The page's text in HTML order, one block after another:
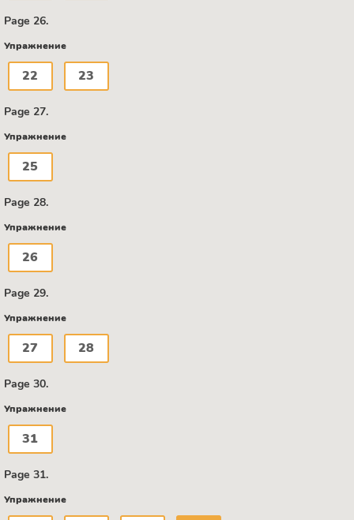
Page 26.
Упражнение
22 23
Page 27.
Упражнение
25
Page 28.
Упражнение
26
Page 29.
Упражнение
27 28
Page 30.
Упражнение
31
Page 31.
Упражнение